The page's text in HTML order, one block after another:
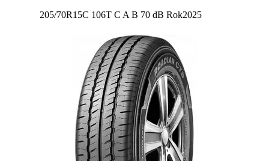
205/70R15C 106T Etykieta:
C A B 70 dB Rok2025